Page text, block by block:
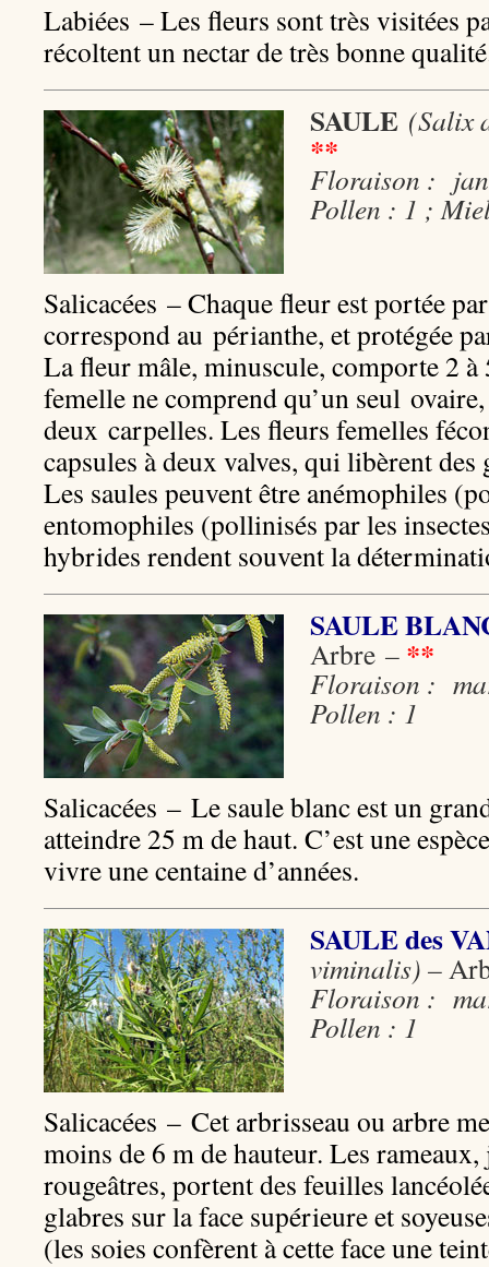
Labiées – Les fleurs sont très visitées
récoltent un nectar de très bonne
SAULE (Salix
**
Floraison :
Pollen : 1 ;
Salicacées – Chaque fleur est portée
correspond au périanthe, et protégée
La fleur mâle, minuscule, comporte 2
femelle ne comprend qu’un seul
deux carpelles. Les fleurs femelles
capsules à deux valves, qui libèrent des
Les saules peuvent être anémophiles
entomophiles (pollinisés par les
hybrides rendent souvent la
SAULE
Arbre – **
Floraison :
Pollen : 1
Salicacées – Le saule blanc est un
atteindre 25 m de haut. C’est une
vivre une centaine d’années.
SAULE des
viminalis) –
Floraison :
Pollen : 1
Salicacées – Cet arbrisseau ou arbre
moins de 6 m de hauteur. Les rameaux,
rougeâtres, portent des feuilles
glabres sur la face supérieure et
(les soies confèrent à cette face une